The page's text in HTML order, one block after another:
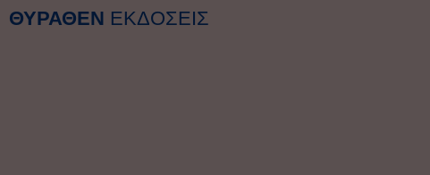
ΘΥΡΑΘΕΝ ΕΚΔΟΣΕΙΣ